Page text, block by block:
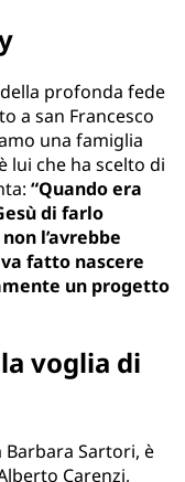
profonda fede
a san Francesco
una famiglia
lui che ha scelto di
“Quando era
di farlo
l’avrebbe
fatto nascere
un progetto
voglia di
Sartori, è
Carenzi,